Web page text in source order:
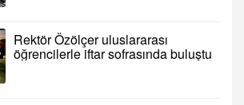
Rektör Özölçer uluslararası
öğrencilerle iftar sofrasında buluştu